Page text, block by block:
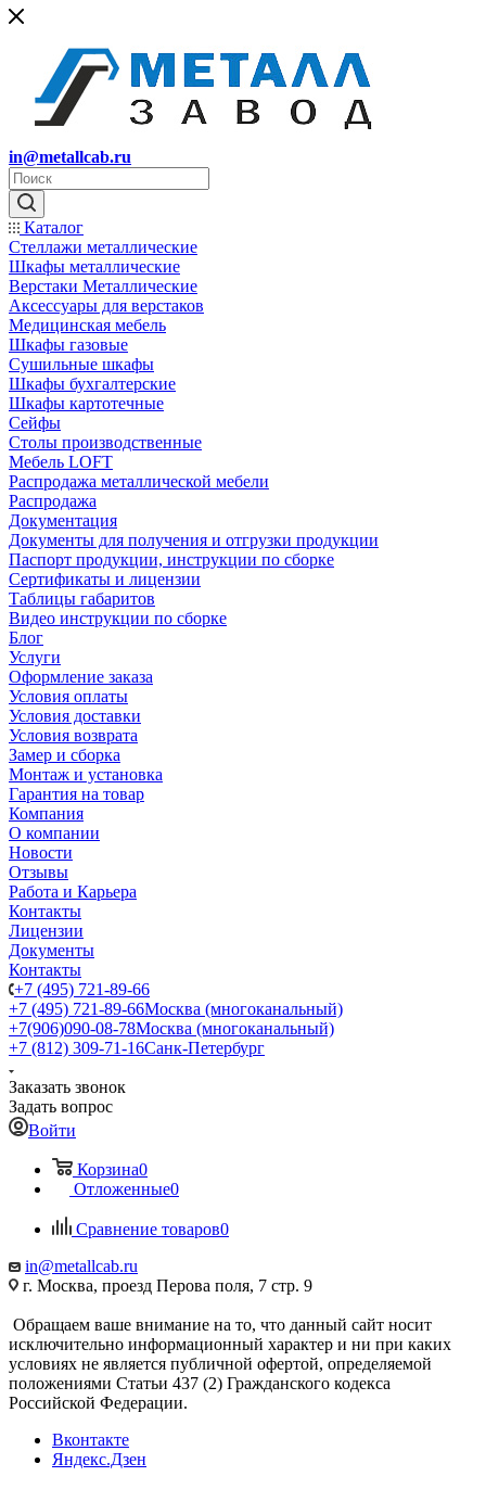
in@metallcab.ru
Каталог
Стеллажи металлические
Шкафы металлические
Верстаки Металлические
Аксессуары для верстаков
Медицинская мебель
Шкафы газовые
Сушильные шкафы
Шкафы бухгалтерские
Шкафы картотечные
Сейфы
Столы производственные
Мебель LOFT
Распродажа металлической мебели
Распродажа
Документация
Документы для получения и отгрузки продукции
Паспорт продукции, инструкции по сборке
Сертификаты и лицензии
Таблицы габаритов
Видео инструкции по сборке
Блог
Услуги
Оформление заказа
Условия оплаты
Условия доставки
Условия возврата
Замер и сборка
Монтаж и установка
Гарантия на товар
Компания
О компании
Новости
Отзывы
Работа и Карьера
Контакты
Лицензии
Документы
Контакты
+7 (495) 721-89-66
+7 (495) 721-89-66Москва (многоканальный)
+7(906)090-08-78Москва (многоканальный)
+7 (812) 309-71-16Санк-Петербург
Заказать звонок
Задать вопрос
Войти
Корзина0
Отложенные0
Сравнение товаров0
in@metallcab.ru
г. Москва, проезд Перова поля, 7 стр. 9
Обращаем ваше внимание на то, что данный сайт носит
исключительно информационный характер и ни при каких
условиях не является публичной офертой, определяемой
положениями Статьи 437 (2) Гражданского кодекса
Российской Федерации.
Вконтакте
Яндекс.Дзен